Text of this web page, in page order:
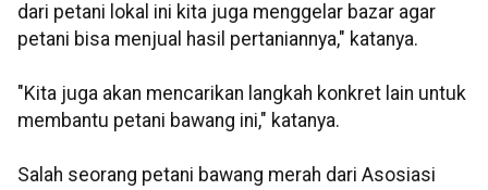
dari petani lokal ini kita juga menggelar bazar agar
petani bisa menjual hasil pertaniannya," katanya.
"Kita juga akan mencarikan langkah konkret lain untuk
membantu petani bawang ini," katanya.
Salah seorang petani bawang merah dari Asosiasi